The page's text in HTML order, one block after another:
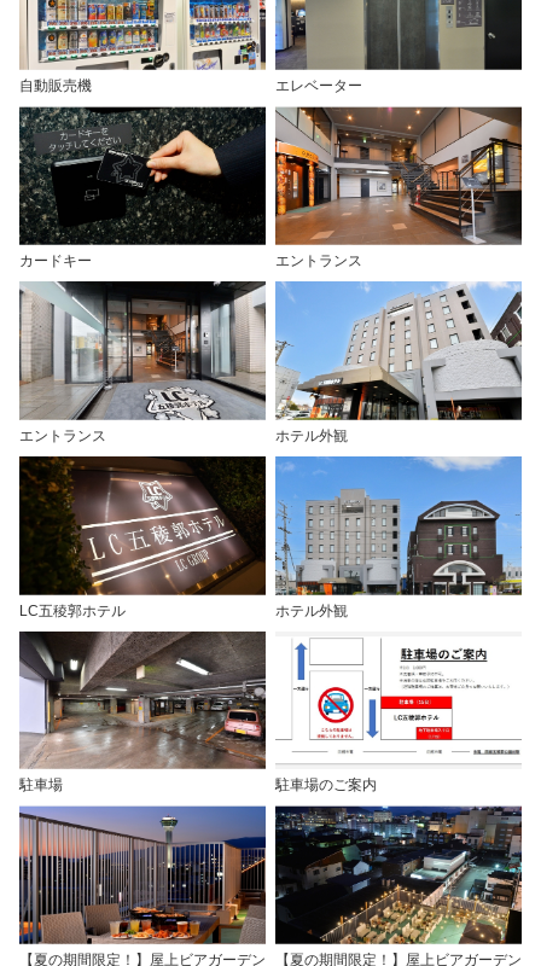
自動販売機 エレベーター
カードキー エントランス
エントランス ホテル外観
LC五稜郭ホテル ホテル外観
駐車場 駐車場のご案内
【夏の期間限定！】屋上ビアガーデン 【夏の期間限定！】屋上ビアガーデン